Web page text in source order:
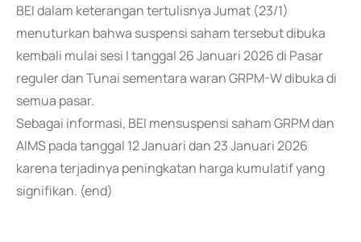
BEI dalam keterangan tertulisnya Jumat (23/1)
menuturkan bahwa suspensi saham tersebut dibuka
kembali mulai sesi I tanggal 26 Januari 2026 di Pasar
reguler dan Tunai sementara waran GRPM-W dibuka di
semua pasar.
Sebagai informasi, BEI mensuspensi saham GRPM dan
AIMS pada tanggal 12 Januari dan 23 Januari 2026
karena terjadinya peningkatan harga kumulatif yang
signifikan. (end)